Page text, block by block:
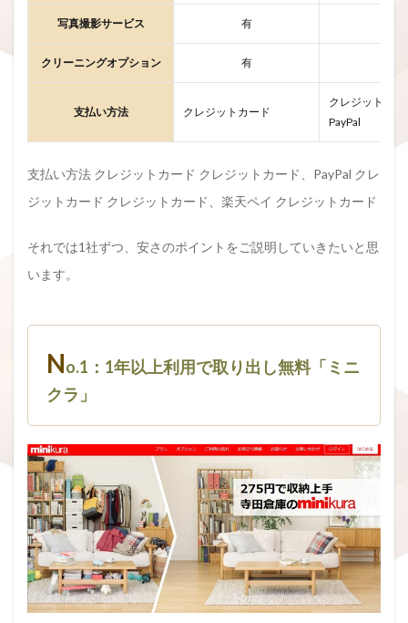
写真撮影サービス 有
クリーニングオプション 有
支払い方法 クレジットカード
クレジットカー
PayPal
支払い方法 クレジットカード クレジットカード、PayPal クレ
ジットカード クレジットカード、楽天ペイ クレジットカード
それでは1社ずつ、安さのポイントをご説明していきたいと思
います。
No.1：1年以上利用で取り出し無料「ミニ
クラ」